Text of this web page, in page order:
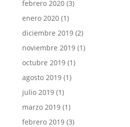
febrero 2020(3)
enero 2020(1)
diciembre 2019(2)
noviembre 2019(1)
octubre 2019(1)
agosto 2019(1)
julio 2019(1)
marzo 2019(1)
febrero 2019(3)